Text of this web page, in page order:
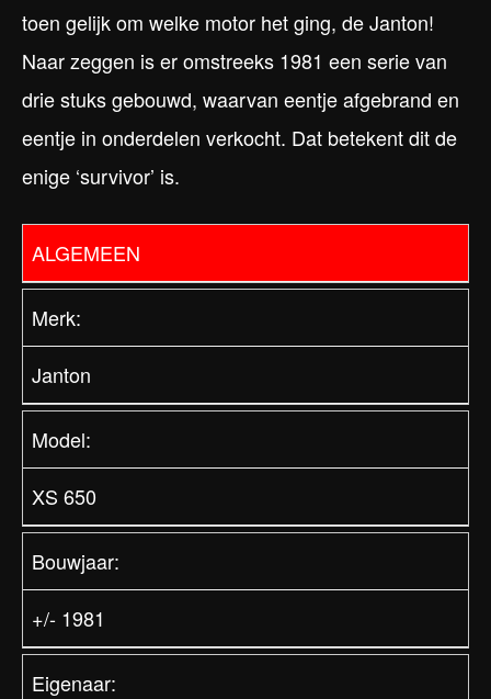
toen gelijk om welke motor het ging, de Janton!
Naar zeggen is er omstreeks 1981 een serie van
drie stuks gebouwd, waarvan eentje afgebrand en
eentje in onderdelen verkocht. Dat betekent dit de
enige ‘survivor’ is.
ALGEMEEN
Merk:
Janton
Model:
XS 650
Bouwjaar:
+/- 1981
Eigenaar: